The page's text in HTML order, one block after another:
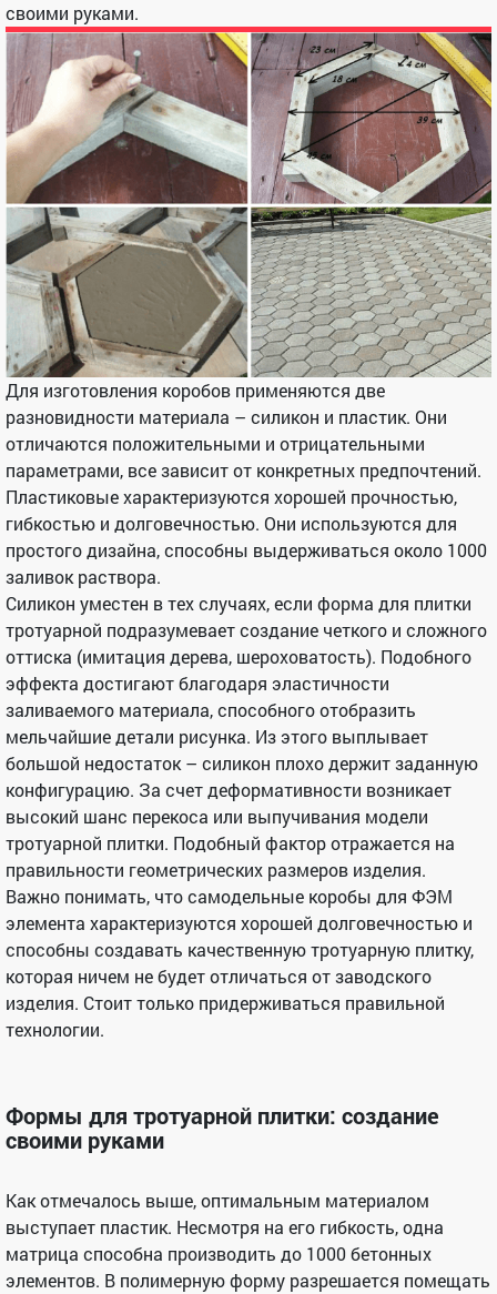
своими руками.
Для изготовления коробов применяются две
разновидности материала – силикон и пластик. Они
отличаются положительными и отрицательными
параметрами, все зависит от конкретных предпочтений.
Пластиковые характеризуются хорошей прочностью,
гибкостью и долговечностью. Они используются для
простого дизайна, способны выдерживаться около 1000
заливок раствора.
Силикон уместен в тех случаях, если форма для плитки
тротуарной подразумевает создание четкого и сложного
оттиска (имитация дерева, шероховатость). Подобного
эффекта достигают благодаря эластичности
заливаемого материала, способного отобразить
мельчайшие детали рисунка. Из этого выплывает
большой недостаток – силикон плохо держит заданную
конфигурацию. За счет деформативности возникает
высокий шанс перекоса или выпучивания модели
тротуарной плитки. Подобный фактор отражается на
правильности геометрических размеров изделия.
Важно понимать, что самодельные коробы для ФЭМ
элемента характеризуются хорошей долговечностью и
способны создавать качественную тротуарную плитку,
которая ничем не будет отличаться от заводского
изделия. Стоит только придерживаться правильной
технологии.
Формы для тротуарной плитки: создание
своими руками
Как отмечалось выше, оптимальным материалом
выступает пластик. Несмотря на его гибкость, одна
матрица способна производить до 1000 бетонных
элементов. В полимерную форму разрешается помещать